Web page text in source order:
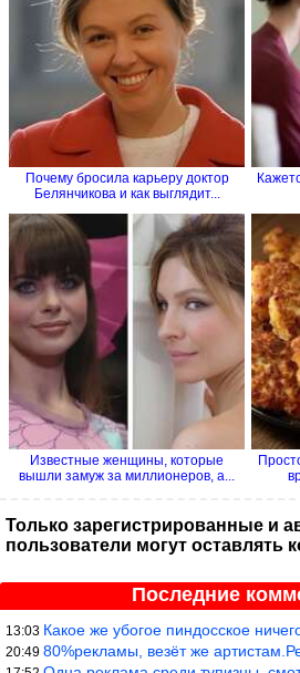
Почему бросила карьеру доктор
Белянчикова и как выглядит...
Известные женщины, которые
вышли замуж за миллионеров, а...
Только зарегистрированные и
пользователи могут оставлять
Последние
13:03 Какое же убогое пиндосское ничего.
20:49 80%рекламы, везёт же